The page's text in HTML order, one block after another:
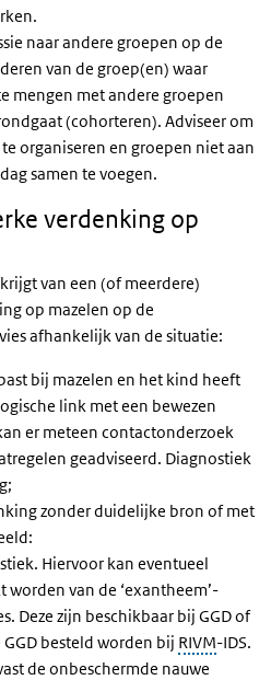
naar andere groepen op de
van de groep(en) waar
mengen met andere groepen
(cohorteren). Adviseer om
organiseren en groepen niet aan
samen te voegen.
verdenking op
van een (of meerdere)
op mazelen op de
afhankelijk van de situatie:
bij mazelen en het kind heeft
link met een bewezen
er meteen contactonderzoek
geadviseerd. Diagnostiek
zonder duidelijke bron of met
Hiervoor kan eventueel
worden van de ‘exantheem’-
Deze zijn beschikbaar bij GGD of
besteld worden bij RIVM-IDS.
de onbeschermde nauwe